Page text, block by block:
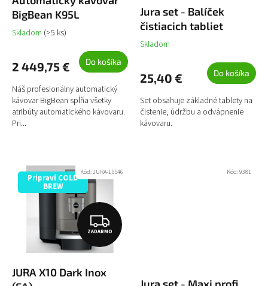
v
k
o
A
O
BigBean K95L
Skladom (>5 ks)
2 449,75 € Do košíka
Náš profesionálny automatický
kávovar BigBean spĺňa všetky
atribúty automatického kávovaru.
Pri...
Jura set - Balíček
čistiacich tabliet
Skladom
25,40 € Do košíka
Set obsahuje základné tablety na
čistenie, údržbu a odvápnenie
kávovaru.
Pripraví COLD
BREW
Z
A
D
ZADARMO
JURA X10 Dark Inox
Kód:JURA-15546 Kód:9381